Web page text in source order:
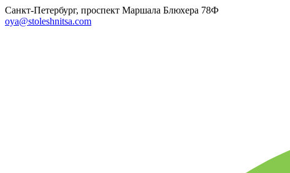
Санкт-Петербург, проспект Маршала Блюхера 78Ф
oya@stoleshnitsa.com